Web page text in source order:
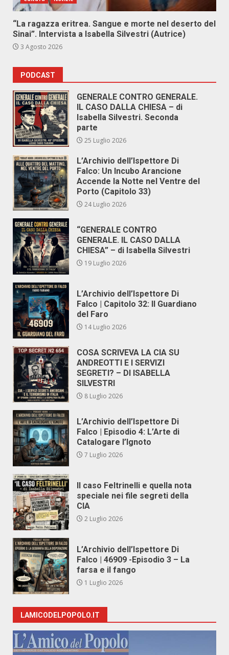
“La ragazza eritrea. Sangue e morte nel deserto del
Sinai”. Intervista a Isabella Silvestri (Autrice)
3 Agosto 2026
PODCAST
GENERALE CONTRO GENERALE.
IL CASO DALLA CHIESA – di
Isabella Silvestri. Seconda
parte
25 Luglio 2026
L’Archivio dell’Ispettore Di
Falco: Un Incubo Arancione
Accende la Notte nel Ventre del
Porto (Capitolo 33)
24 Luglio 2026
“GENERALE CONTRO
GENERALE. IL CASO DALLA
CHIESA” – di Isabella Silvestri
19 Luglio 2026
L’Archivio dell’Ispettore Di
Falco | Capitolo 32: Il Guardiano
del Faro
14 Luglio 2026
COSA SCRIVEVA LA CIA SU
ANDREOTTI E I SERVIZI
SEGRETI? – DI ISABELLA
SILVESTRI
8 Luglio 2026
L’Archivio dell’Ispettore Di
Falco | Episodio 4: L’Arte di
Catalogare l’Ignoto
7 Luglio 2026
Il caso Feltrinelli e quella nota
speciale nei file segreti della
CIA
2 Luglio 2026
L’Archivio dell’Ispettore Di
Falco | 46909 -Episodio 3 – La
farsa e il fango
1 Luglio 2026
LAMICODELPOPOLO.IT